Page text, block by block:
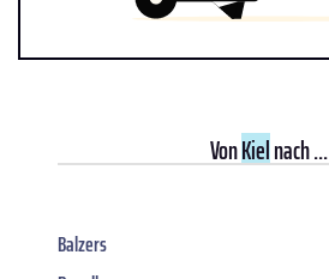
VonKielnach ...
Balzers